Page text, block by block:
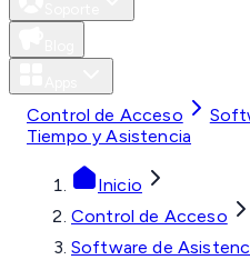
Control de Acceso
Tiempo y Asistencia
Inicio
Control de Acceso
Software de